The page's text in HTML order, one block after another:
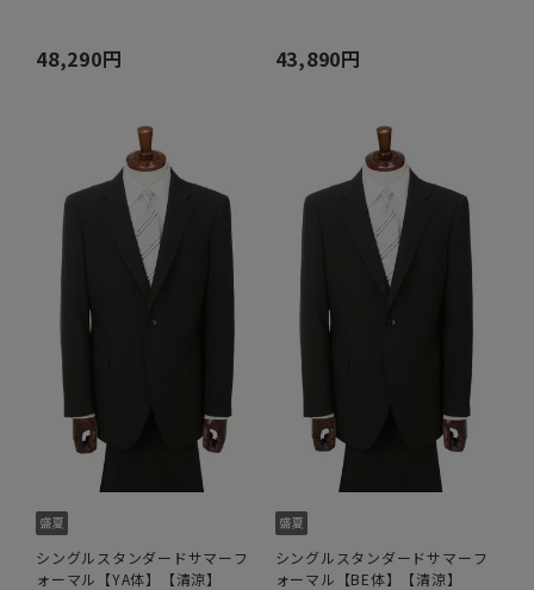
48,290円 43,890円
シングルスタンダードサマーフ
ォーマル【YA体】【清涼】
シングルスタンダードサマーフ
ォーマル【BE体】【清涼】